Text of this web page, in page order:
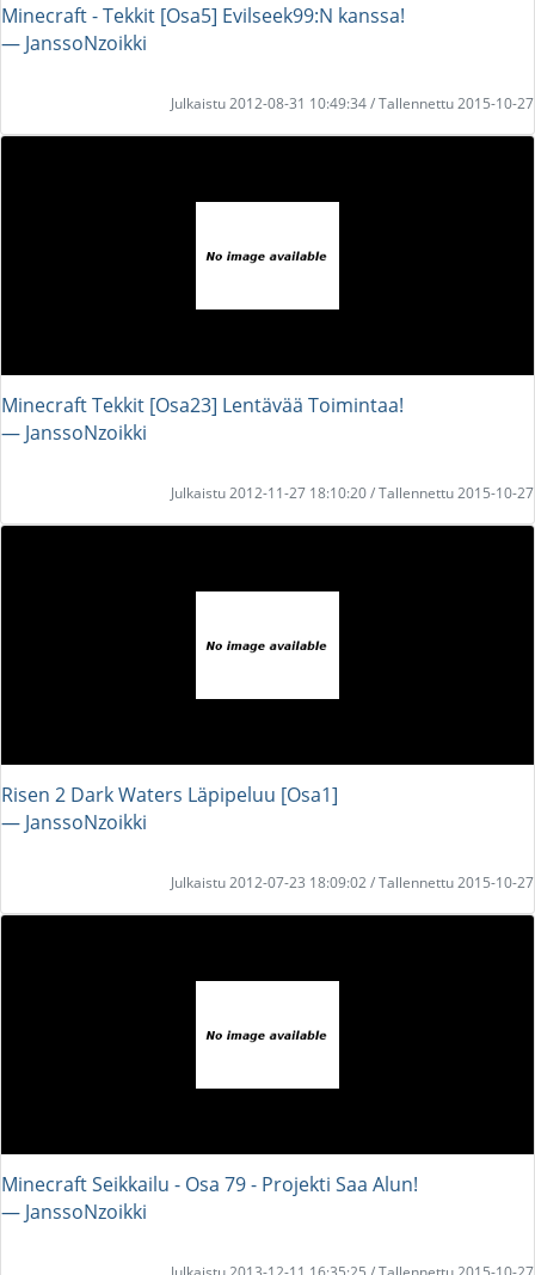
Minecraft - Tekkit [Osa5] Evilseek99:N kanssa!
― JanssoNzoikki
Julkaistu 2012-08-31 10:49:34 / Tallennettu 2015-10-27
Minecraft Tekkit [Osa23] Lentävää Toimintaa!
― JanssoNzoikki
Julkaistu 2012-11-27 18:10:20 / Tallennettu 2015-10-27
Risen 2 Dark Waters Läpipeluu [Osa1]
― JanssoNzoikki
Julkaistu 2012-07-23 18:09:02 / Tallennettu 2015-10-27
Minecraft Seikkailu - Osa 79 - Projekti Saa Alun!
― JanssoNzoikki